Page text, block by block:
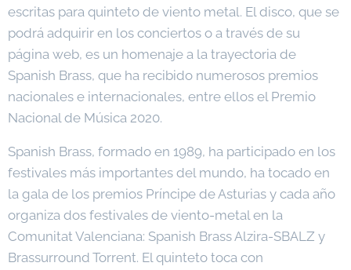
escritas para quinteto de viento metal. El disco, que se
podrá adquirir en los conciertos o a través de su
página web, es un homenaje a la trayectoria de
Spanish Brass, que ha recibido numerosos premios
nacionales e internacionales, entre ellos el Premio
Nacional de Música 2020.
Spanish Brass, formado en 1989, ha participado en los
festivales más importantes del mundo, ha tocado en
la gala de los premios Príncipe de Asturias y cada año
organiza dos festivales de viento-metal en la
Comunitat Valenciana: Spanish Brass Alzira-SBALZ y
Brassurround Torrent. El quinteto toca con